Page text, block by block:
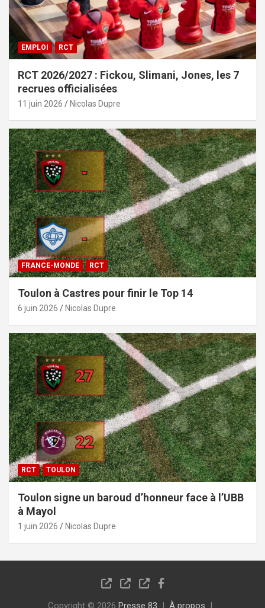
EMPLOI RCT
RCT 2026/2027 : Fickou, Slimani, Jones, les 7
recrues officialisées
11 juin 2026 Nicolas Dupre
FRANCE-MONDE RCT
Toulon à Castres pour finir le Top 14
6 juin 2026 Nicolas Dupre
RCT TOULON
Toulon signe un baroud d’honneur face à l’UBB
à Mayol
1 juin 2026 Nicolas Dupre
Copyright © 2026 Presse 83 À propos